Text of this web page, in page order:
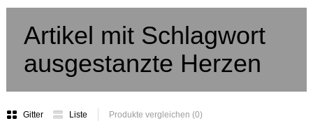
Artikel mit Schlagwort
ausgestanzte Herzen
Gitter Liste Produkte vergleichen (0)